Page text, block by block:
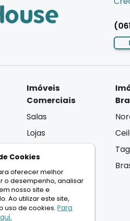
Imóveis
Comerciais
Salas
Lojas
VOCÊ
Cookies
oferecer melhor
o desempenho, analisar
nosso site e
Ao utilizar este site,
uso de cookies.Para